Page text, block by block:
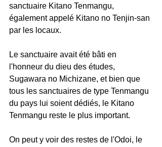
sanctuaire Kitano Tenmangu,
également appelé Kitano no Tenjin-san
par les locaux.
Le sanctuaire avait été bâti en
l'honneur du dieu des études,
Sugawara no Michizane, et bien que
tous les sanctuaires de type Tenmangu
du pays lui soient dédiés, le Kitano
Tenmangu reste le plus important.
On peut y voir des restes de l'Odoi, le